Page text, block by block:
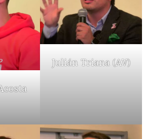
Julián Triana (AV)